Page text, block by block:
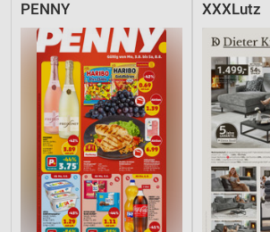
PENNY XXXLutz